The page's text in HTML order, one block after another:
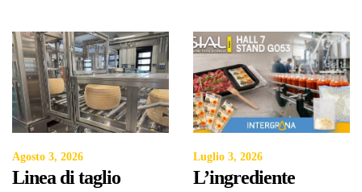
Agosto 3, 2026
Linea di taglio
Luglio 3, 2026
L’ingrediente